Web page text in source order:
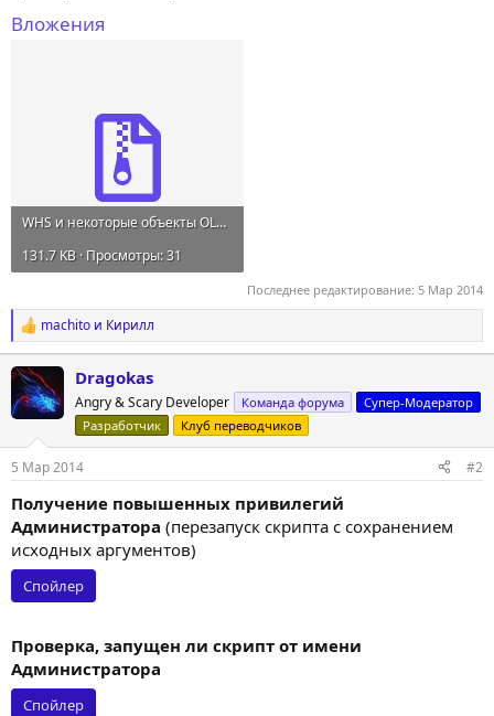
Вложения
WHS и некоторые объекты OLE Automation.rar
131.7 KB · Просмотры: 31
Последнее редактирование: 5 Мар 2014
Р
е
а
к
ц
и
machito и Кирилл
Dragokas
Angry & Scary Developer Команда форума
Супер-Модератор
Разработчик
Клуб переводчиков
5 Мар 2014 #2
Получение повышенных привилегий
Администратора (перезапуск скрипта с сохранением
исходных аргументов)
Спойлер
Проверка, запущен ли скрипт от имени
Администратора
Спойлер